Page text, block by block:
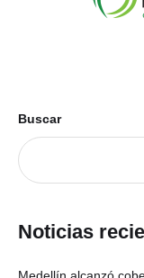
Buscar
Noticias